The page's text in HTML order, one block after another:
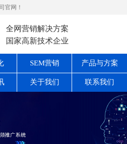
官网！
全网营销解决方案
国家高新技术企业
SEM营销 产品与方案
关于我们 联系我们